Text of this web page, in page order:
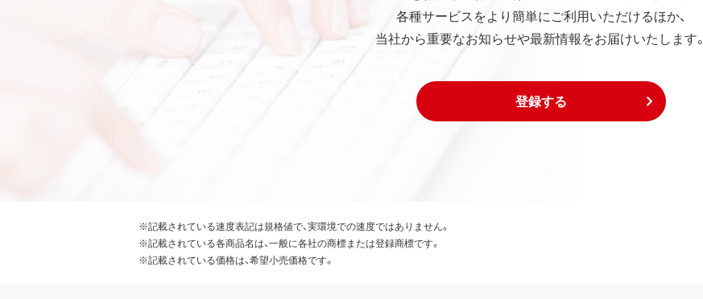
各種サービスをより簡単にご利用いただけるほか、
当社から重要なお知らせや最新情報をお届けいたします。
登録する
※記載されている速度表記は規格値で、実環境での速度ではありません。
※記載されている各商品名は、一般に各社の商標または登録商標です。
※記載されている価格は、希望小売価格です。